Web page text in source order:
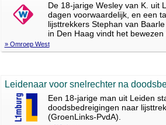
De 18-jarige Wesley van K. uit
dagen voorwaardelijk, en een
lijsttrekkers Stephan van
in Den Haag vindt het
» Omroep West
Leidenaar voor snelrechter na
Een 18-jarige man uit Leiden
doodsbedreigingen naar
(GroenLinks-PvdA).